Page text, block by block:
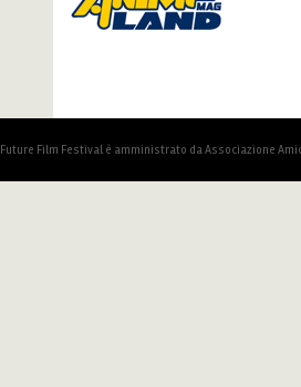
Future Film Festival è amministrato da Associazione